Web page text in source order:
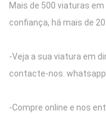
Mais de 500 viaturas
confiança, há mais de
-Veja a sua viatura em
contacte-nos.
-Compre online e nos